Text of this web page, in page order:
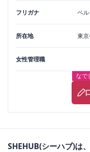
フリガナ ベ
所在地 東
女性管理職
なで
SHEHUB(シーハブ)は